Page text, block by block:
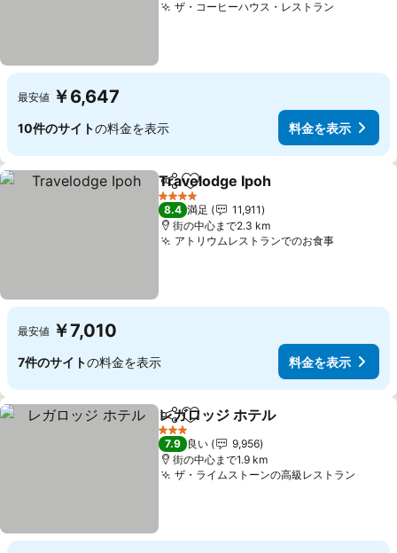
ザ・コーヒーハウス・レストラン
最安値 ￥6,647
10件のサイトの料金を表示 料金を表示
シェアお気に入りに追加
Travelodge Ipoh
4 ホテルのランク
8.4 満足
11,911
街の中心まで2.3 km
アトリウムレストランでのお食事料金を表
最安値 ￥7,010
7件のサイトの料金を表示 料金を表示
シェアお気に入りに追加
レガロッジ ホテル
3 ホテルのランク
7.9 良い
9,956
街の中心まで1.9 km
ザ・ライムストーンの高級レストラン